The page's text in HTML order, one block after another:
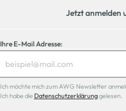
Jetzt anmelden
Ihre E-Mail Adresse:
Ich möchte mich zum AWG Newsletter
Ich habe die Datenschutzerklärunggelesen.